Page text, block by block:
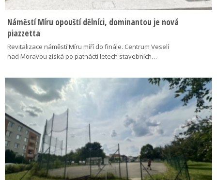
Náměstí Míru opouští dělníci, dominantou je nová
piazzetta
Revitalizace náměstí Míru míří do finále. Centrum Veselí
nad Moravou získá po patnácti letech stavebních…